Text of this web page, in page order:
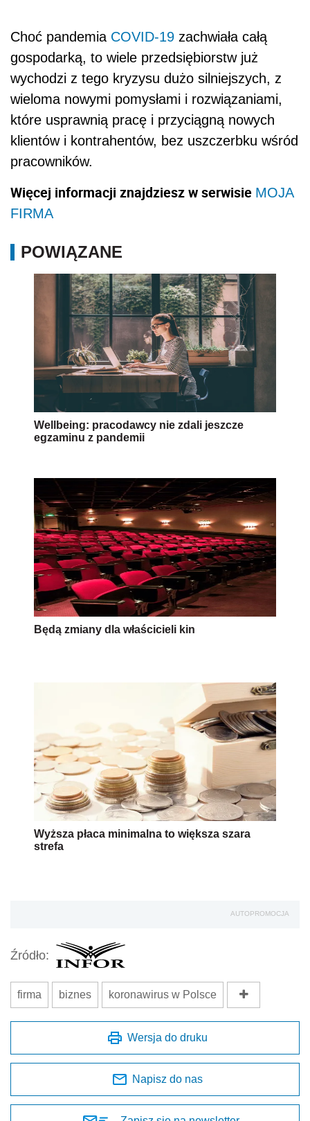
Choć pandemia COVID-19 zachwiała całą
gospodarką, to wiele przedsiębiorstw już
wychodzi z tego kryzysu dużo silniejszych, z
wieloma nowymi pomysłami i rozwiązaniami,
które usprawnią pracę i przyciągną nowych
klientów i kontrahentów, bez uszczerbku wśród
pracowników.
Więcej informacji znajdziesz w serwisie MOJA
FIRMA
POWIĄZANE
Wellbeing: pracodawcy nie zdali jeszcze
egzaminu z pandemii
Będą zmiany dla właścicieli kin
Wyższa płaca minimalna to większa szara
strefa
AUTOPROMOCJA
Źródło:
firma biznes koronawirus w Polsce
Wersja do druku
Napisz do nas